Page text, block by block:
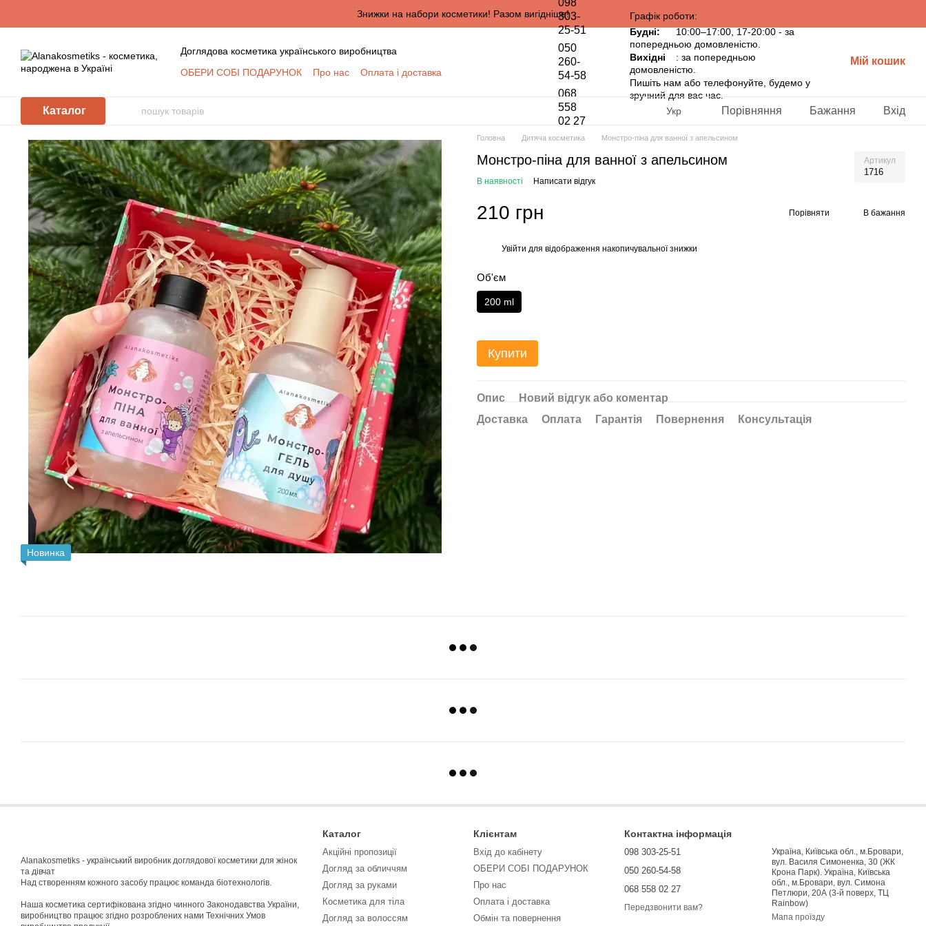
Знижки на набори косметики! Разом вигідніше!
Доглядова косметика українського виробництва
ОБЕРИ СОБІ ПОДАРУНОК
Про нас
Оплата і доставка
Відгуки про магазин
КЛУБ ПОСТІЙНИХ ПОКУПЦІВ
Політика захисту та обробки персональних даних
098
303-
25-51
050
260-
54-58
068
558
02 27
Графік роботи:
Будні:
10:00–17:00, 17-20:00 - за
попередньою домовленістю.
Вихідні
: за попередньою
домовленістю.
Пишіть нам або телефонуйте, будемо у
зручний для вас час.
Мій кошик
Каталог Укр Порівняння Бажання Вхід
Новинка
Головна Дитяча косметика Монстро-піна для ванної з апельсином
Монстро-піна для ванної з апельсином Артикул
1716
В наявності Написати відгук
210 грн Порівняти В бажання
Увійти для відображення накопичувальної знижки
Об'єм
200 ml
Купити
Опис
Новий відгук або коментар
Доставка
Оплата Гарантія Повернення Консультація
Alanakosmetiks - український виробник доглядової косметики для жінок
та дівчат
Над створенням кожного засобу працює команда біотехнологів.
Наша косметика сертифікована згідно чинного Законодавства України,
виробництво працює згідно розроблених нами Технічних Умов
Каталог
Акційні пропозиції
Догляд за обличчям
Догляд за руками
Косметика для тіла
Догляд за волоссям
Клієнтам
Вхід до кабінету
ОБЕРИ СОБІ ПОДАРУНОК
Про нас
Оплата і доставка
Обмін та повернення
Контактна інформація
098 303-25-51
050 260-54-58
068 558 02 27
Передзвонити вам?
Україна, Київська обл., м.Бровари,
вул. Василя Симоненка, 30 (ЖК
Крона Парк). Україна, Київська
обл., м.Бровари, вул. Симона
Петлюри, 20А (3-й поверх, ТЦ
Rainbow)
Мапа проїзду